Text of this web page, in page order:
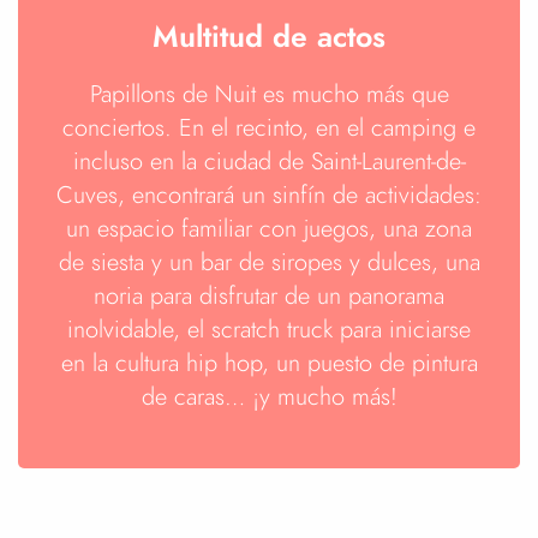
Multitud de actos
Papillons de Nuit es mucho más que
conciertos. En el recinto, en el camping e
incluso en la ciudad de Saint-Laurent-de-
Cuves, encontrará un sinfín de actividades:
un espacio familiar con juegos, una zona
de siesta y un bar de siropes y dulces, una
noria para disfrutar de un panorama
inolvidable, el scratch truck para iniciarse
en la cultura hip hop, un puesto de pintura
de caras… ¡y mucho más!